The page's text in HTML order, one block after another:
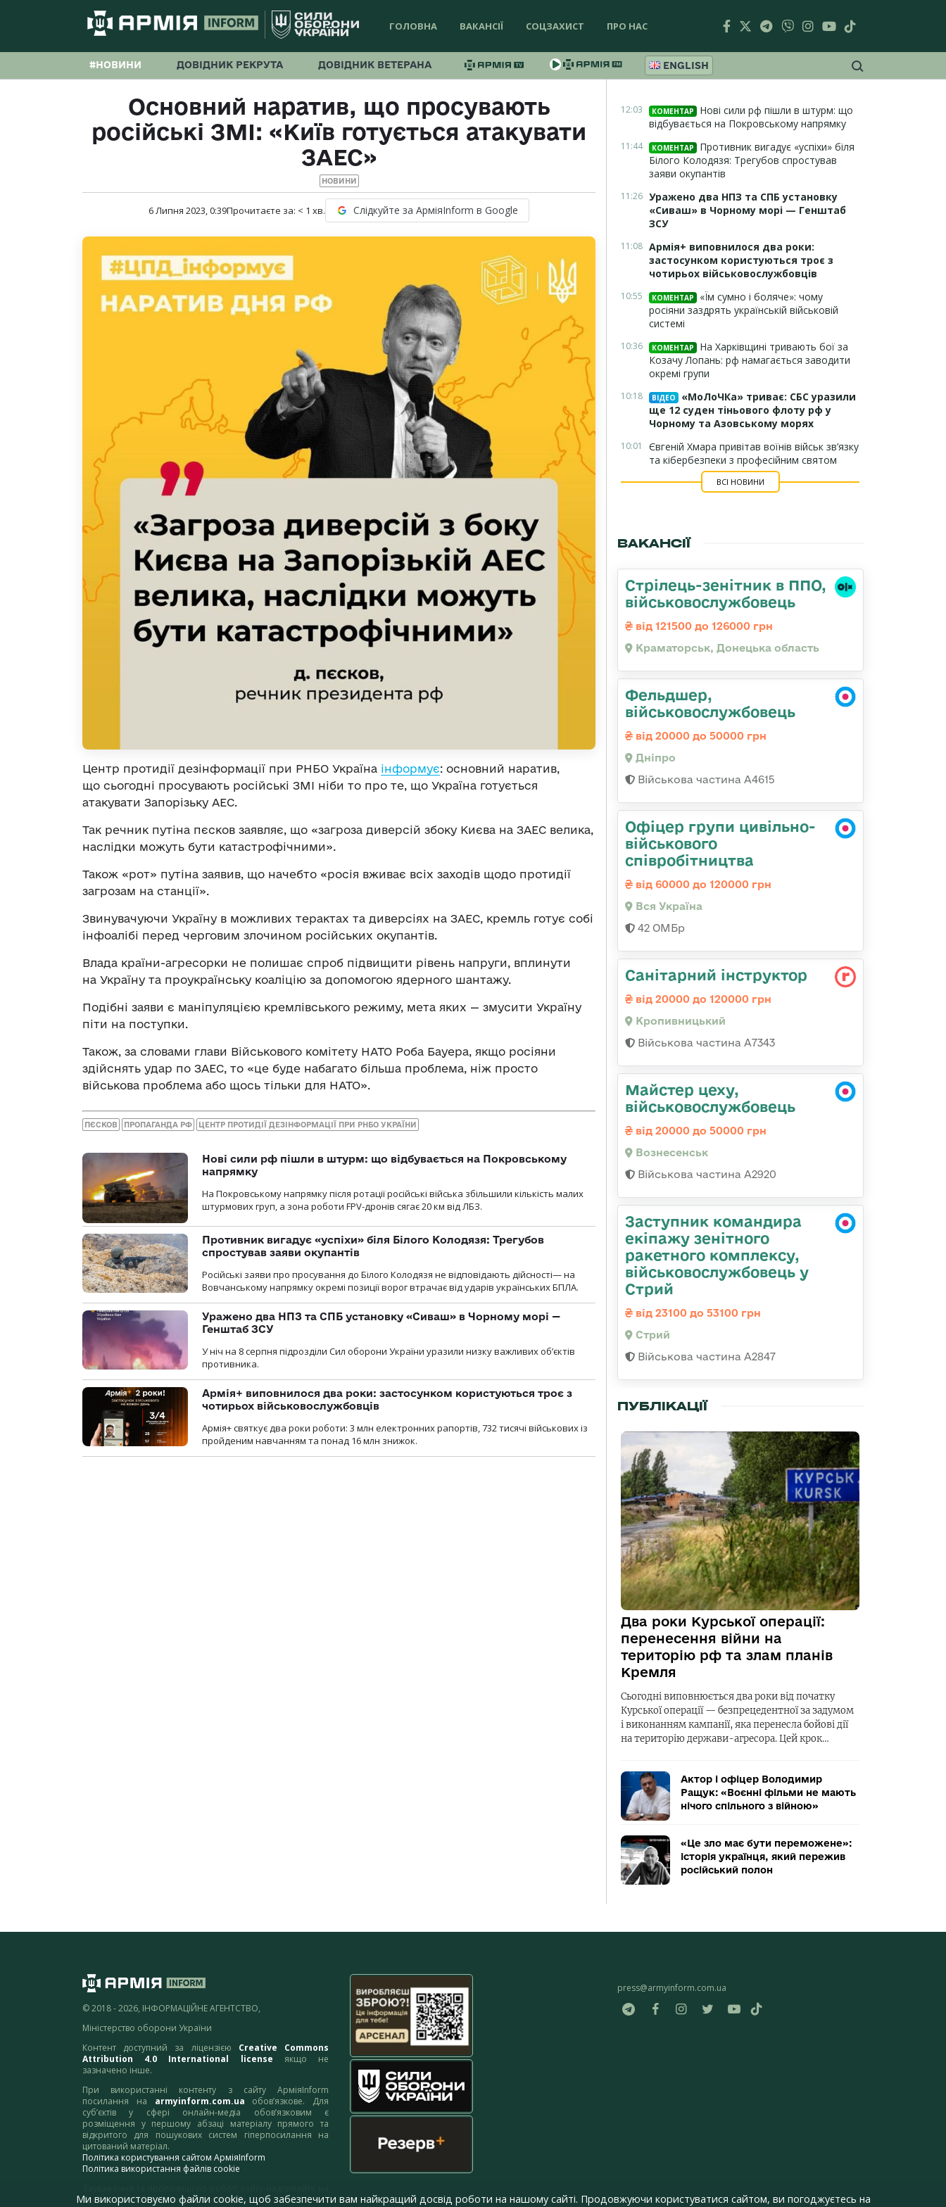
ГОЛОВНА ВАКАНСІЇ СОЦЗАХИСТ ПРО НАС
#НОВИНИ ДОВІДНИК РЕКРУТА ДОВІДНИК ВЕТЕРАНА ENGLISH
Основний наратив, що просувають
російські ЗМІ: «Київ готується атакувати
ЗАЕС»
НОВИНИ
6 Липня 2023, 0:39Прочитаєте за: < 1 хв. Слідкуйте за АрміяInform в Google
Центр протидії дезінформації при РНБО Україна інформує: основний наратив,
що сьогодні просувають російські ЗМІ ніби то про те, що Україна готується
атакувати Запорізьку АЕС.
Так речник путіна пєсков заявляє, що «загроза диверсій збоку Києва на ЗАЕС велика,
наслідки можуть бути катастрофічними».
Також «рот» путіна заявив, що начебто «росія вживає всіх заходів щодо протидії
загрозам на станції».
Звинувачуючи Україну в можливих терактах та диверсіях на ЗАЕС, кремль готує собі
інфоалібі перед черговим злочином російських окупантів.
Влада країни-агресорки не полишає спроб підвищити рівень напруги, вплинути
на Україну та проукраїнську коаліцію за допомогою ядерного шантажу.
Подібні заяви є маніпуляцією кремлівського режиму, мета яких — змусити Україну
піти на поступки.
Також, за словами глави Військового комітету НАТО Роба Бауера, якщо росіяни
здійснять удар по ЗАЕС, то «це буде набагато більша проблема, ніж просто
військова проблема або щось тільки для НАТО».
ПЄСКОВ ПРОПАГАНДА РФ ЦЕНТР ПРОТИДІЇ ДЕЗІНФОРМАЦІЇ ПРИ РНБО УКРАЇНИ
Нові сили рф пішли в штурм: що відбувається на Покровському
напрямку
На Покровському напрямку після ротації російські війська збільшили кількість малих
штурмових груп, а зона роботи FPV-дронів сягає 20 км від ЛБЗ.
Противник вигадує «успіхи» біля Білого Колодязя: Трегубов
спростував заяви окупантів
Російські заяви про просування до Білого Колодязя не відповідають дійсності— на
Вовчанському напрямку окремі позиції ворог втрачає від ударів українських БПЛА.
Уражено два НПЗ та СПБ установку «Сиваш» в Чорному морі —
Генштаб ЗСУ
У ніч на 8 серпня підрозділи Сил оборони України уразили низку важливих об’єктів
противника.
Армія+ виповнилося два роки: застосунком користуються троє з
чотирьох військовослужбовців
Армія+ святкує два роки роботи: 3 млн електронних рапортів, 732 тисячі військових із
пройденим навчанням та понад 16 млн знижок.
12:03 КОМЕНТАР
Нові сили рф пішли в штурм: що
відбувається на Покровському напрямку
11:44 КОМЕНТАР
Противник вигадує «успіхи» біля
Білого Колодязя: Трегубов спростував
заяви окупантів
11:26 Уражено два НПЗ та СПБ установку
«Сиваш» в Чорному морі — Генштаб
ЗСУ
11:08 Армія+ виповнилося два роки:
застосунком користуються троє з
чотирьох військовослужбовців
10:55 КОМЕНТАР
«Їм сумно і боляче»: чому
росіяни заздрять українській військовій
системі
10:36 КОМЕНТАР
На Харківщині тривають бої за
Козачу Лопань: рф намагається заводити
окремі групи
10:18 ВІДЕО
«МоЛоЧКа» триває: СБС уразили
ще 12 суден тіньового флоту рф у
Чорному та Азовському морях
10:01
Євгеній Хмара привітав воїнів військ зв’язку
та кібербезпеки з професійним святом
ВСІ НОВИНИ
ВАКАНСІЇ
Стрілець-зенітник в ППО,
військовослужбовець
від 121500 до 126000 грн
Краматорськ, Донецька область
Фельдшер,
військовослужбовець
від 20000 до 50000 грн
Дніпро
Військова частина А4615
Офіцер групи цивільно-
військового
співробітництва
від 60000 до 120000 грн
Вся Україна
42 ОМБр
Санітарний інструктор
від 20000 до 120000 грн
Кропивницький
Військова частина А7343
Майстер цеху,
військовослужбовець
від 20000 до 50000 грн
Вознесенськ
Військова частина А2920
Заступник командира
екіпажу зенітного
ракетного комплексу,
військовослужбовець у
Стрий
від 23100 до 53100 грн
Стрий
Військова частина А2847
ПУБЛІКАЦІЇ
Два роки Курської операції:
перенесення війни на
територію рф та злам планів
Кремля
Сьогодні виповнюється два роки від початку
Курської операції — безпрецедентної за задумом
і виконанням кампанії, яка перенесла бойові дії
на територію держави-агресора. Цей крок…
Актор і офіцер Володимир
Ращук: «Воєнні фільми не мають
нічого спільного з війною»
«Це зло має бути переможене»:
історія українця, який пережив
російський полон
© 2018 - 2026, ІНФОРМАЦІЙНЕ АГЕНТСТВО,
Міністерство оборони України
Контент доступний за ліцензією Creative Commons
Attribution 4.0 International license якщо не
зазначено інше.
При використанні контенту з сайту АрміяInform
посилання на armyinform.com.ua обов’язкове. Для
суб’єктів у сфері онлайн-медіа обов’язковим є
розміщення у першому абзаці матеріалу прямого та
відкритого для пошукових систем гіперпосилання на
цитований матеріал.
Політика користування сайтом АрміяInform
Політика використання файлів cookie
адресу:webmaster@armyinform.com.ua
press@armyinform.com.ua
Ми використовуємо файли cookie, щоб забезпечити вам найкращий досвід роботи на нашому сайті. Продовжуючи користуватися сайтом, ви погоджуєтесь на